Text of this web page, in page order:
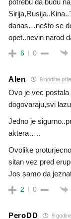
potrebu da budu
danas…nešto se
opet..nevin narod
6 0
Alen 9 godine prije
Ovo je vec
dogovaraju,svi
Jedno je
aktera…..
Ovolike
sitan vez pred
Jos samo da
2 0
PeroDD 9